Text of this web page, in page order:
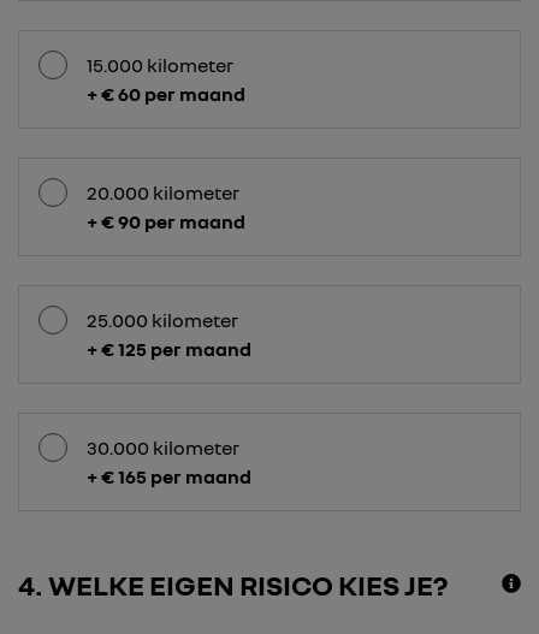
15.000 kilometer
+ € 60 per maand
20.000 kilometer
+ € 90 per maand
25.000 kilometer
+ € 125 per maand
30.000 kilometer
+ € 165 per maand
4 WELKE EIGEN RISICO KIES JE?